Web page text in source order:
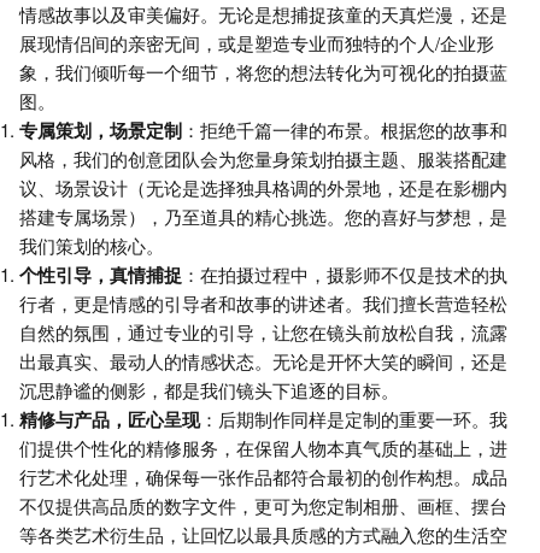
情感故事以及审美偏好。无论是想捕捉孩童的天真烂漫，还是
展现情侣间的亲密无间，或是塑造专业而独特的个人/企业形
象，我们倾听每一个细节，将您的想法转化为可视化的拍摄蓝
图。
专属策划，场景定制 ：拒绝千篇一律的布景。根据您的故事和
风格，我们的创意团队会为您量身策划拍摄主题、服装搭配建
议、场景设计（无论是选择独具格调的外景地，还是在影棚内
搭建专属场景），乃至道具的精心挑选。您的喜好与梦想，是
我们策划的核心。
个性引导，真情捕捉 ：在拍摄过程中，摄影师不仅是技术的执
行者，更是情感的引导者和故事的讲述者。我们擅长营造轻松
自然的氛围，通过专业的引导，让您在镜头前放松自我，流露
出最真实、最动人的情感状态。无论是开怀大笑的瞬间，还是
沉思静谧的侧影，都是我们镜头下追逐的目标。
精修与产品，匠心呈现：后期制作同样是定制的重要一环。我
们提供个性化的精修服务，在保留人物本真气质的基础上，进
行艺术化处理，确保每一张作品都符合最初的创作构想。成品
不仅提供高品质的数字文件，更可为您定制相册、画框、摆台
等各类艺术衍生品，让回忆以最具质感的方式融入您的生活空